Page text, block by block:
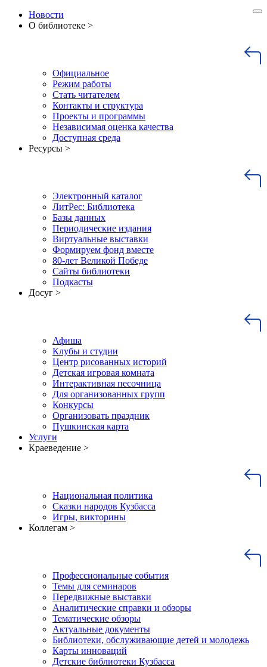
Новости
О библиотеке >
Официальное
Режим работы
Стать читателем
Контакты и структура
Проекты и программы
Независимая оценка качества
Доступная среда
Ресурсы >
Электронный каталог
ЛитРес: Библиотека
Базы данных
Периодические издания
Виртуальные выставки
Формируем фонд вместе
80-лет Великой Победе
Сайты библиотеки
Подкасты
Досуг >
Афиша
Клубы и студии
Центр рисованных историй
Детская игровая комната
Интерактивная песочница
Для организованных групп
Конкурсы
Организовать праздник
Пушкинская карта
Услуги
Краеведение >
Национальная политика
Сказки народов Кузбасса
Игры, викторины
Коллегам >
Профессиональные события
Темы для семинаров
Передвижные выставки
Аналитические справки и обзоры
Тематические обзоры
Актуальные документы
Библиотеки, обслуживающие детей и молодежь
Карты инноваций
Детские библиотеки Кузбасса